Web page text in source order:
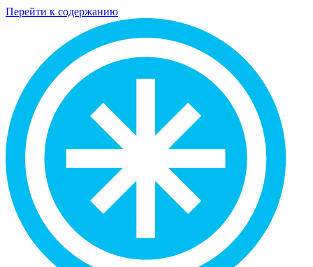
Перейти к содержанию